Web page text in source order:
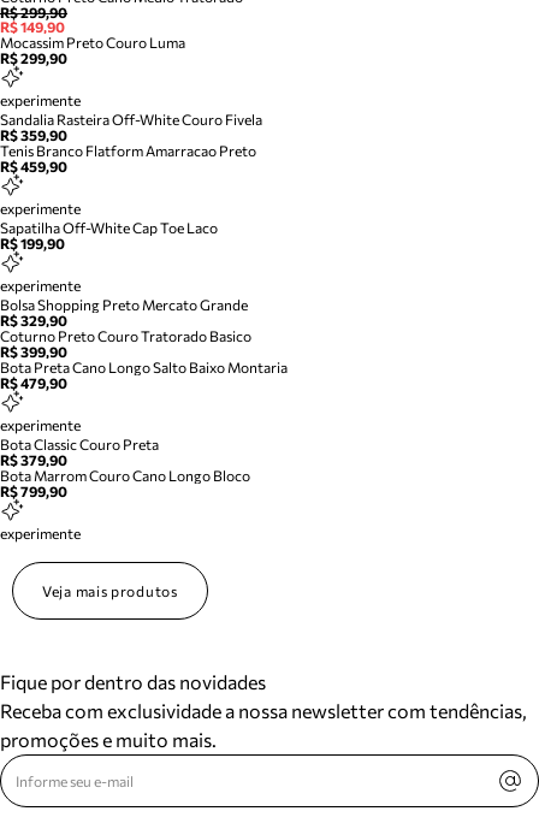
R$ 299,90
R$ 149,90
Mocassim Preto Couro Luma
R$ 299,90
experimente
Sandalia Rasteira Off-White Couro Fivela
R$ 359,90
Tenis Branco Flatform Amarracao Preto
R$ 459,90
experimente
Sapatilha Off-White Cap Toe Laco
R$ 199,90
experimente
Bolsa Shopping Preto Mercato Grande
R$ 329,90
Coturno Preto Couro Tratorado Basico
R$ 399,90
Bota Preta Cano Longo Salto Baixo Montaria
R$ 479,90
experimente
Bota Classic Couro Preta
R$ 379,90
Bota Marrom Couro Cano Longo Bloco
R$ 799,90
experimente
Veja mais produtos
Fique por dentro das novidades
Receba com exclusividade a nossa newsletter com tendências,
promoções e muito mais.